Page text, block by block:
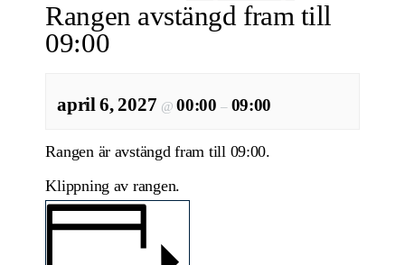
Rangen avstängd fram till
09:00
april 6, 2027 @00:00– 09:00
Rangen är avstängd fram till 09:00.
Klippning av rangen.